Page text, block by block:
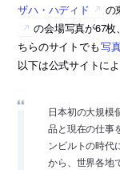
ザハ・ハディド の
の会場写真が67枚
ちらのサイトでも写
以下は公式サイトに
日本初の大規模
品と現在の仕事
ンビルトの時代
から、世界各地